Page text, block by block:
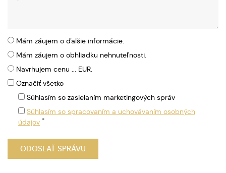
Mám záujem o ďalšie informácie.
Mám záujem o obhliadku nehnuteľnosti.
Navrhujem cenu ... EUR.
Označiť všetko
Súhlasím so zasielaním marketingových správ
Súhlasím so spracovaním a uchovávaním osobných
údajov *